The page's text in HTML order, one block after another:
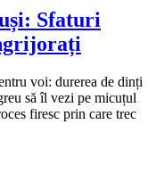
Sfaturi
voi: durerea de dinți
să îl vezi pe micuțul
firesc prin care trec